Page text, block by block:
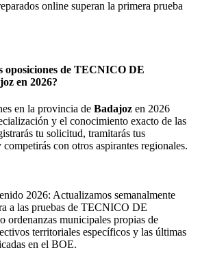
online superan la primera prueba
oposiciones de TECNICO DE
en 2026?
en la provincia de Badajoz en 2026
y el conocimiento exacto de las
tu solicitud, tramitarás tus
con otros aspirantes regionales.
2026: Actualizamos semanalmente
a las pruebas de TECNICO DE
municipales propias de
territoriales específicos y las últimas
en el BOE.